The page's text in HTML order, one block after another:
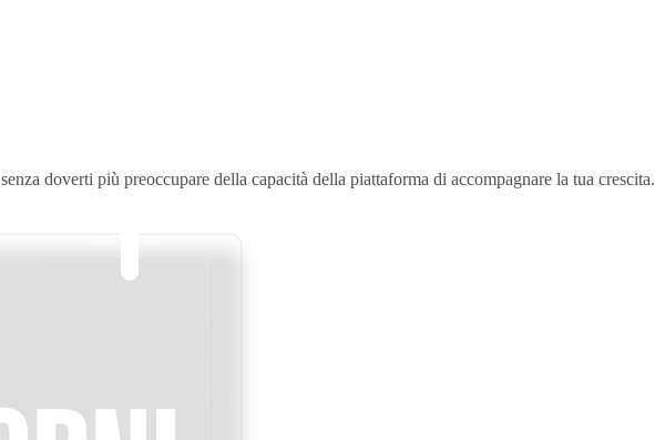
doverti più preoccupare della capacità della piattaforma di accompagnare la tua crescita.